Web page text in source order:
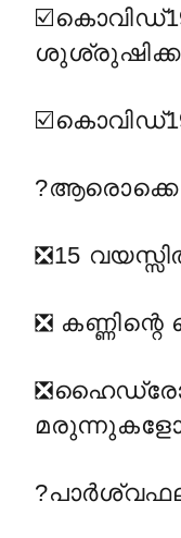
☑️
☑️ കൊവിഡ്19
?ആരൊക്കെ
❎️15
❎️
❎️
?